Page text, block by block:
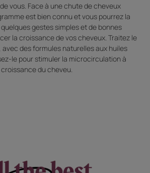
vous. Face à une chute de cheveux
est bien connu et vous pourrez la
gestes simples et de bonnes
la croissance de vos cheveux. Traitez le
avec des formules naturelles aux huiles
le pour stimuler la microcirculation à
croissance du cheveu.